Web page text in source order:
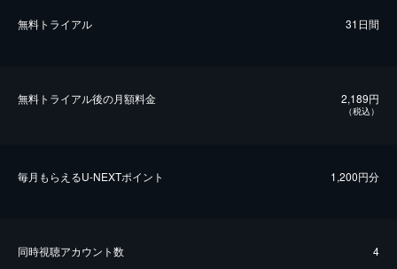
無料トライアル 31日間
無料トライアル後の⽉額料金 2,189円
（税込）
毎⽉もらえるU-NEXTポイント 1,200円分
同時視聴アカウント数 4